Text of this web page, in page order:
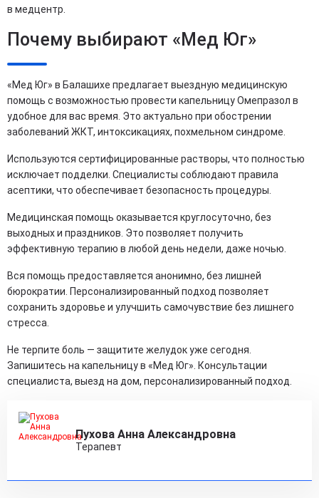
в медцентр.
Почему выбирают «Мед Юг»
«Мед Юг» в Балашихе предлагает выездную медицинскую
помощь с возможностью провести капельницу Омепразол в
удобное для вас время. Это актуально при обострении
заболеваний ЖКТ, интоксикациях, похмельном синдроме.
Используются сертифицированные растворы, что полностью
исключает подделки. Специалисты соблюдают правила
асептики, что обеспечивает безопасность процедуры.
Медицинская помощь оказывается круглосуточно, без
выходных и праздников. Это позволяет получить
эффективную терапию в любой день недели, даже ночью.
Вся помощь предоставляется анонимно, без лишней
бюрократии. Персонализированный подход позволяет
сохранить здоровье и улучшить самочувствие без лишнего
стресса.
Не терпите боль — защитите желудок уже сегодня.
Запишитесь на капельницу в «Мед Юг». Консультации
специалиста, выезд на дом, персонализированный подход.
Пухова Анна Александровна
Терапевт